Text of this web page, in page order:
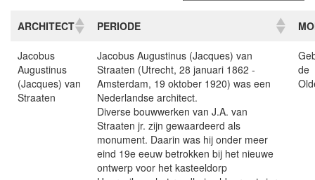
ARCHITECT PERIODE
Jacobus
Augustinus
(Jacques) van
Straaten
Jacobus Augustinus (Jacques) van
Straaten (Utrecht, 28 januari 1862 -
Amsterdam, 19 oktober 1920) was een
Nederlandse architect.
Diverse bouwwerken van J.A. van
Straaten jr. zijn gewaardeerd als
monument. Daarin was hij onder meer
eind 19e eeuw betrokken bij het nieuwe
ontwerp voor het kasteeldorp
de